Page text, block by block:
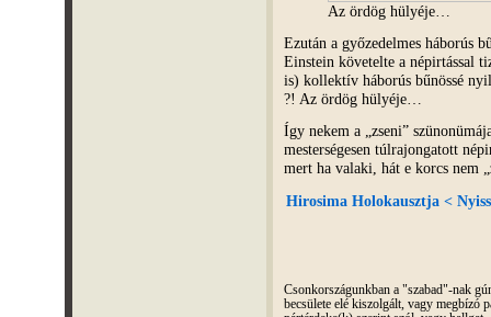
Az ördög hülyéje…
Ezután a győzedelmes háborús
Einstein követelte a népirtással
is) kollektív háborús bűnössé
?! Az ördög hülyéje…
Így nekem a „zseni”
mesterségesen túlrajongatott
mert ha valaki, hát e korcs nem
Hirosima Holokausztja <
Csonkországunkban a "szabad"-nak
becsülete elé kiszolgált, vagy megbízó